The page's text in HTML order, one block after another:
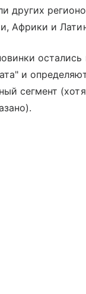
других
Африки и
остались
и
сегмент